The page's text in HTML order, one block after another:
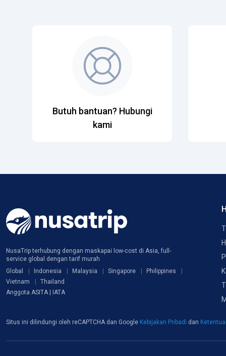
Butuh bantuan? Hubungi
kami
NusaTrip terhubung dengan maskapai low-cost di Asia, full-
service global dengan tarif murah
Global
Indonesia Malaysia Singapore
Philippines
Vietnam
Thailand
Anggota ASITA | IATA
Situs ini dilindungi oleh reCAPTCHA dan Google Kebijakan Pribadi dan